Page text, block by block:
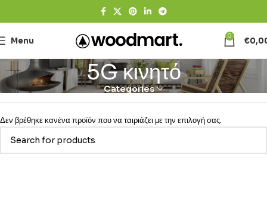
Menu 0 €
5G κινητό
Categories
Δεν βρέθηκε κανένα προϊόν που να ταιριάζει με την επιλογή σας.